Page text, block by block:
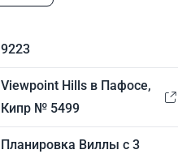
9223
Viewpoint Hills в Пафосе,
Кипр № 5499
Планировка Виллы с 3